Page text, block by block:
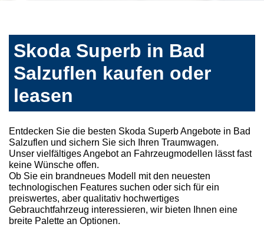
Skoda Superb in Bad
Salzuflen kaufen oder
leasen
Entdecken Sie die besten Skoda Superb Angebote in Bad
Salzuflen und sichern Sie sich Ihren Traumwagen.
Unser vielfältiges Angebot an Fahrzeugmodellen lässt fast
keine Wünsche offen.
Ob Sie ein brandneues Modell mit den neuesten
technologischen Features suchen oder sich für ein
preiswertes, aber qualitativ hochwertiges
Gebrauchtfahrzeug interessieren, wir bieten Ihnen eine
breite Palette an Optionen.